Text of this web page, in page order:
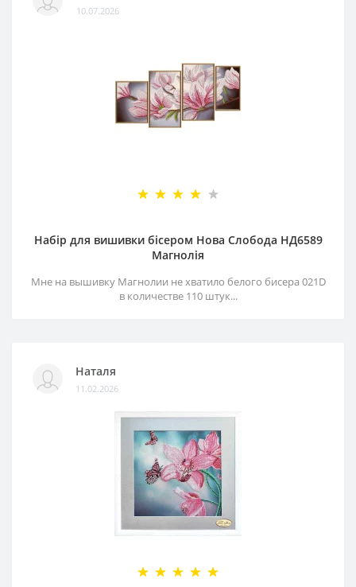
10.07.2026
Набір для вишивки бісером Нова Слобода НД6589
Магнолія
Мне на вышивку Магнолии не хватило белого бисера 021D
в количестве 110 штук...
Наталя
11.02.2026